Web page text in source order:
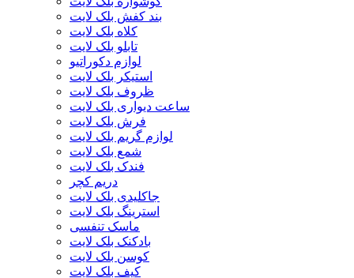
بند کفش بلک لایت
کلاه بلک لایت
تابلو بلک لایت
لوازم دکوراتیو
استیکر بلک لایت
ظروف بلک لایت
ساعت دیواری بلک لایت
فرش بلک لایت
لوازم گریم بلک لایت
شمع بلک لایت
فندک بلک لایت
دریم کچر
جاکلیدی بلک لایت
استرینگ بلک لایت
ماسک تنفسی
بادکنک بلک لایت
کوسن بلک لایت
کیف بلک لایت